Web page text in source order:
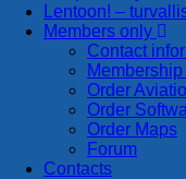
Len­toon! –
Members only
Contact
Order
Order
Order Maps
Forum
Contacts